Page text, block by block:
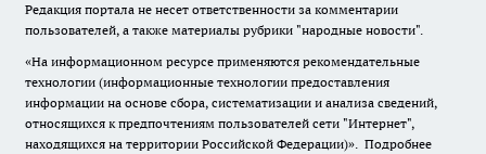
Редакция портала не несет ответственности за комментарии
пользователей, а также материалы рубрики "народные новости".
«На информационном ресурсе применяются рекомендательные
технологии (информационные технологии предоставления
информации на основе сбора, систематизации и анализа сведений,
относящихся к предпочтениям пользователей сети "Интернет",
находящихся на территории Российской Федерации)». Подробнее